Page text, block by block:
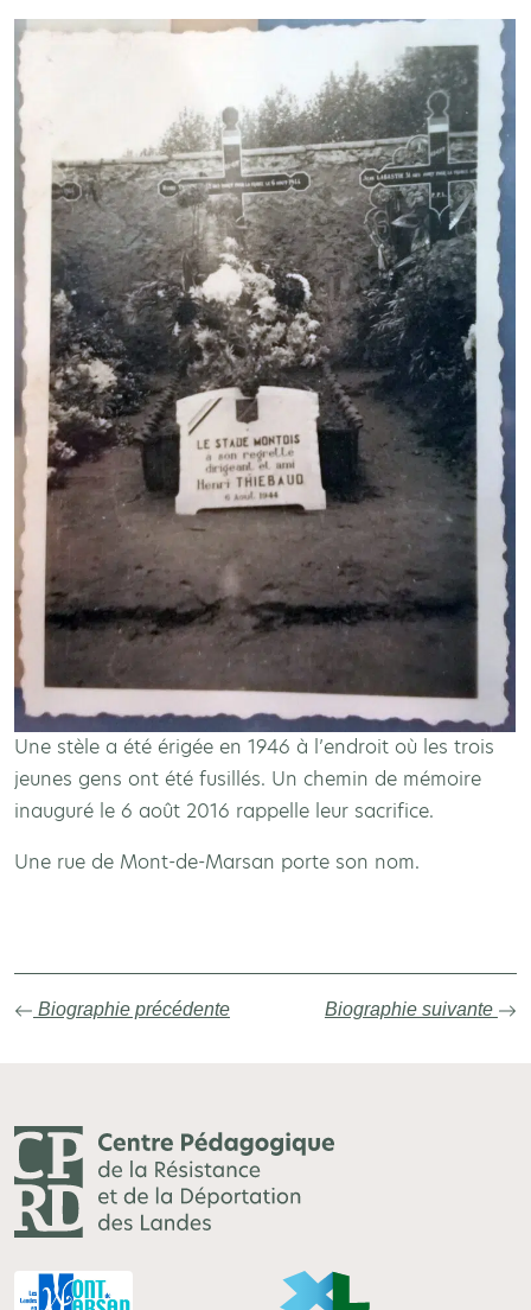
Une stèle a été érigée en 1946 à l’endroit où les trois
jeunes gens ont été fusillés. Un chemin de mémoire
inauguré le 6 août 2016 rappelle leur sacrifice.
Une rue de Mont-de-Marsan porte son nom.
Biographie précédente Biographie suivante